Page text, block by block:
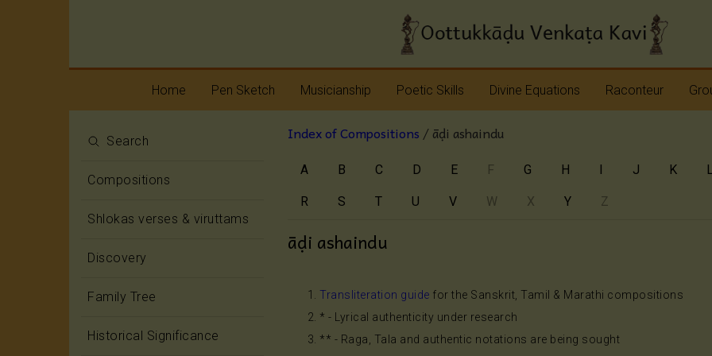
Home Pen Sketch Musicianship
Melody
Rhythm
Poetic Skills
Erudition
Imagination
Divine Equations
Krshna
Devi
Shanmukha
Rama
Raconteur
Bhagavatam
Pranavopadesham
Other Operas
Search
Compositions
Shlokas verses & viruttams
Discovery
Family Tree
Historical Significance
Index of Compositions / āḍi ashaindu
A B C D E F G H I J K
R S T U V W X Y Z
āḍi ashaindu
Transliteration guide for the Sanskrit, Tamil & Marathi compositions
* - Lyrical authenticity under research
** - Raga, Tala and authentic notations are being sought